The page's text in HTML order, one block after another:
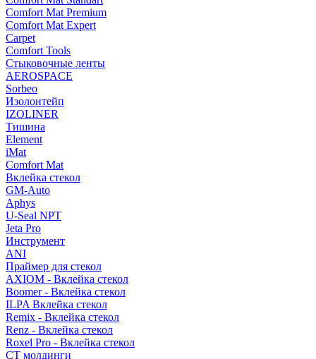
Comfort Mat Premium
Comfort Mat Expert
Carpet
Comfort Tools
Стыковочные ленты
AEROSPACE
Sorbeo
Изолонтейп
IZOLINER
Тишина
Element
iMat
Comfort Mat
Вклейка стекол
GM-Auto
Aphys
U-Seal NPT
Jeta Pro
Инструмент
ANI
Праймер для стекол
AXIOM - Вклейка стекол
Boomer - Вклейка стекол
ILPA Вклейка стекол
Remix - Вклейка стекол
Renz - Вклейка стекол
Roxel Pro - Вклейка стекол
СТ молдинги